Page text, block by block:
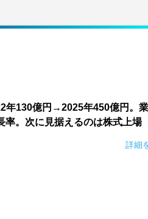
年130億円→2025年450億円。
率。次に見据えるのは株式上場
詳細